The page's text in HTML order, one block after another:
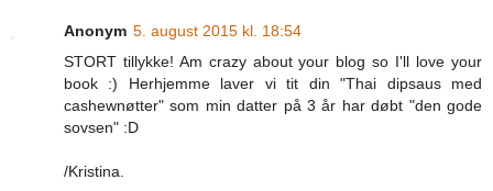
Anonym 5. august 2015 kl. 18:54
STORT tillykke! Am crazy about your blog so I'll love your
book :) Herhjemme laver vi tit din "Thai dipsaus med
cashewnøtter" som min datter på 3 år har døbt "den gode
sovsen" :D
/Kristina.